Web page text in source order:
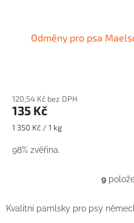
Odměny pro psa
120,54 Kč bez DPH
135 Kč
Měrná
1 350 Kč / 1 kg
98% zvěřina.
9
Kvalitní pamlsky pro psy